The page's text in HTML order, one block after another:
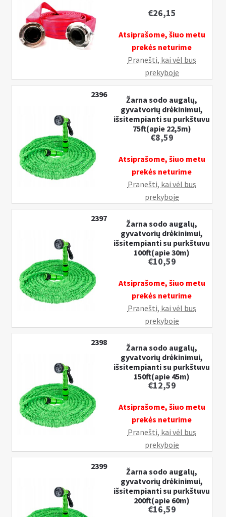
€26,15
Atsiprašome, šiuo metu
prekės neturime
Pranešti, kai vėl bus
prekyboje
2396
Žarna sodo augalų,
gyvatvorių drėkinimui,
išsitempianti su purkštuvu
75ft(apie 22,5m)
€8,59
Atsiprašome, šiuo metu
prekės neturime
Pranešti, kai vėl bus
prekyboje
2397
Žarna sodo augalų,
gyvatvorių drėkinimui,
išsitempianti su purkštuvu
100ft(apie 30m)
€10,59
Atsiprašome, šiuo metu
prekės neturime
Pranešti, kai vėl bus
prekyboje
2398
Žarna sodo augalų,
gyvatvorių drėkinimui,
išsitempianti su purkštuvu
150ft(apie 45m)
€12,59
Atsiprašome, šiuo metu
prekės neturime
Pranešti, kai vėl bus
prekyboje
2399
Žarna sodo augalų,
gyvatvorių drėkinimui,
išsitempianti su purkštuvu
200ft(apie 60m)
€16,59